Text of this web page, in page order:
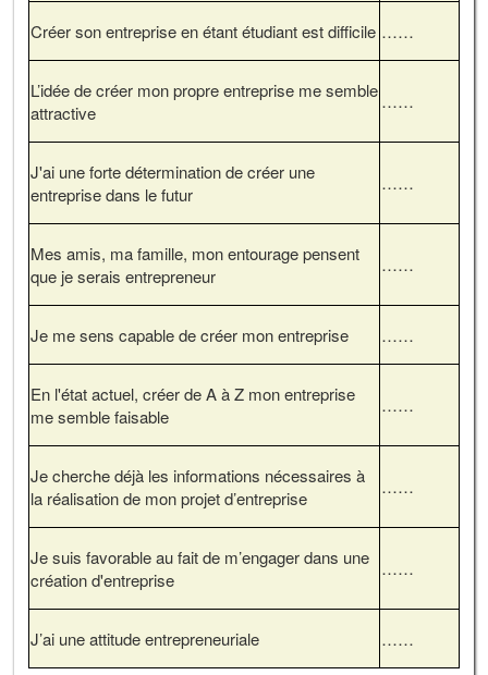
Créer son entreprise en étant étudiant est difficile ……
L’idée de créer mon propre entreprise me semble
attractive
……
J'ai une forte détermination de créer une
entreprise dans le futur
……
Mes amis, ma famille, mon entourage pensent
que je serais entrepreneur
……
Je me sens capable de créer mon entreprise ……
En l'état actuel, créer de A à Z mon entreprise
me semble faisable
……
Je cherche déjà les informations nécessaires à
la réalisation de mon projet d’entreprise
……
Je suis favorable au fait de m’engager dans une
création d'entreprise
……
J’ai une attitude entrepreneuriale ……